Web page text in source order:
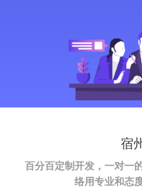
宿
百分百定制开发，一对一
络用专业和态